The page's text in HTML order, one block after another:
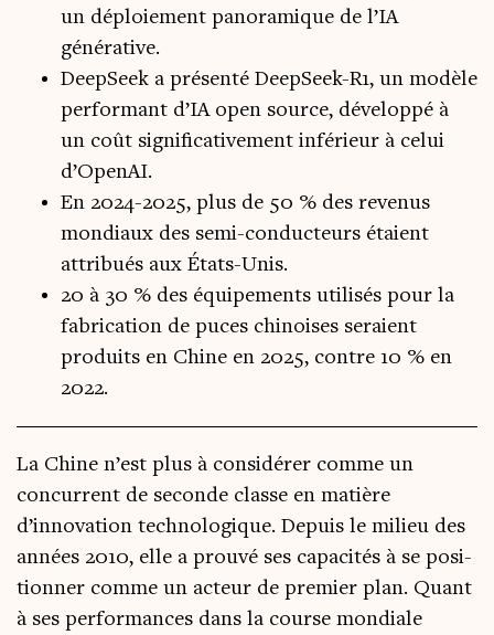
un déploiement panoramique de l’IA
générative.
DeepSeek a présenté DeepSeek-R1, un modèle
performant d’IA open source, développé à
un coût significativement inférieur à celui
d’OpenAI.
En 2024-2025, plus de 50 % des revenus
mondiaux des semi-conducteurs étaient
attribués aux États-Unis.
20 à 30 % des équipements utilisés pour la
fabrication de puces chinoises seraient
produits en Chine en 2025, contre 10 % en
2022.
La Chine n’est plus à consi­dé­rer comme un
concur­rent de seconde classe en matière
d’innovation tech­no­lo­gique. Depuis le milieu des
années 2010, elle a prou­vé ses capa­ci­tés à se posi­
tion­ner comme un acteur de pre­mier plan. Quant
à ses per­for­mances dans la course mon­diale